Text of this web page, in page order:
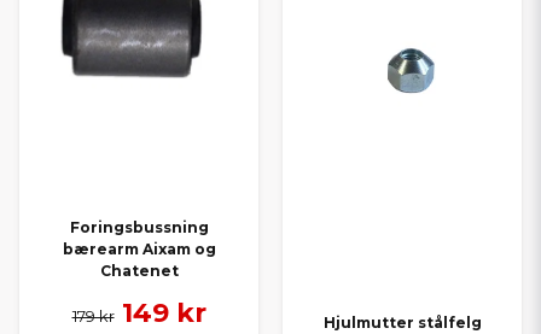
Foringsbussning
bærearm Aixam og
Chatenet
179 kr 149 kr
Hjulmutter stålfelg